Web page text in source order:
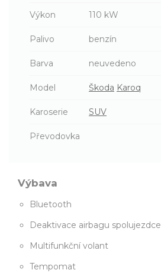
Výkon 110 kW
Palivo benzín
Barva neuvedeno
Model Škoda Karoq
Karoserie SUV
Převodovka
Výbava
Bluetooth
Deaktivace airbagu spolujezdce
Multifunkční volant
Tempomat